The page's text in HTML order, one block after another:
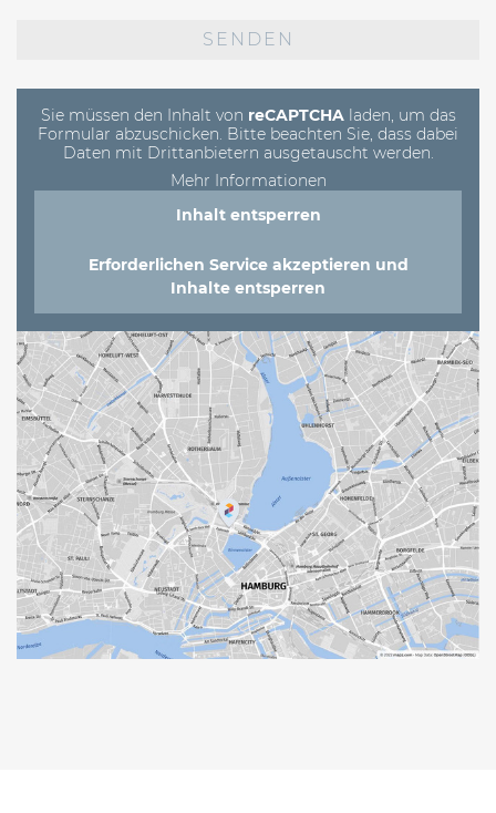
Sie müssen den Inhalt von reCAPTCHAladen, um das
Formular abzuschicken. Bitte beachten Sie, dass dabei
Daten mit Drittanbietern ausgetauscht werden.
Mehr Informationen
Inhalt entsperren
Erforderlichen Service akzeptieren und
Inhalte entsperren